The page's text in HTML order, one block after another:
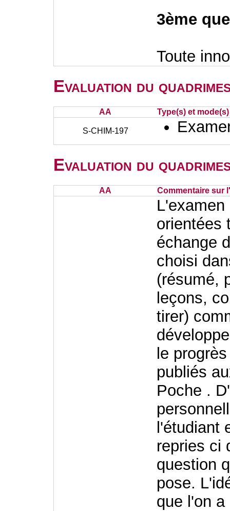
3ème
Toute
Evaluation du
AA Type(s) et
S-CHIM-197
Evaluation du
AA Commentaire sur
orientées
échange
choisi
(résumé,
leçons,
tirer)
le
publiés
Poche .
l'étudiant
repries ci
question
pose.
que l'on